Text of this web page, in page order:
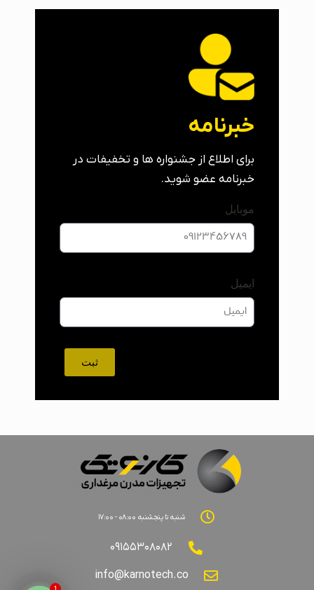
خبرنامه
برای اطلاع از جشنواره ها و تخفیفات در
خبرنامه عضو شوید.
موبایل
ایمیل
ثبت
شنبه تا پنجشنبه ۰۸:۰۰ - ۱۷:۰۰
۰۹۱۵۵۳۰۸۰۸۲
info@karnotech.co